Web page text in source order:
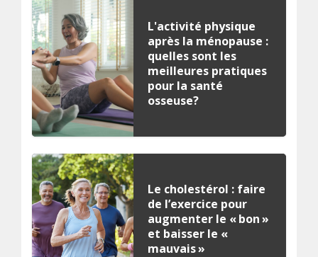
L'activité physique
après la ménopause :
quelles sont les
meilleures pratiques
pour la santé
osseuse?
Le cholestérol : faire
de l’exercice pour
augmenter le « bon »
et baisser le «
mauvais »